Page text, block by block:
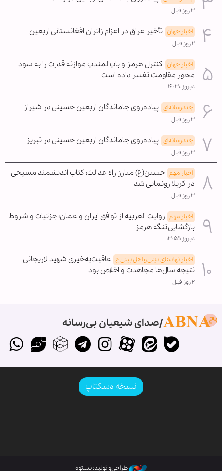
۳ روز قبل
اخبار جهان تأخیر عراق در اعزام زائران افغانستانی اربعین
۲ روز قبل
اخبار جهان کنترل هرمز و باب‌المندب موازنه قدرت را به سود
محور مقاومت تغییر داده است
دیروز ۱۶:۳۰
چندرسانه‌ای پیاده‌روی جاماندگان اربعین حسینی در شیراز
۳ روز قبل
چندرسانه‌ای پیاده‌روی جاماندگان اربعین حسینی در تبریز
۳ روز قبل
اخبار مهم حسین(ع) مبارز راه عدالت؛ کتاب اندیشمند مسیحی
در کربلا رونمایی شد
۳ روز قبل
اخبار مهم روایت العربیه از توافق ایران و عمان؛ جزئیات و شروط
بازگشایی تنگه هرمز
دیروز ۱۳:۵۵
اخبار نهادهای دینی و اهل بیتی ع عاقبت‌به‌خیری شهید لاریجانی
نتیجه سال‌ها مجاهدت و اخلاص بود
۲ روز قبل
صدای شیعیان بی‌رسانه
نسخه دسکتاپ
طراحی و تولید: نستوه